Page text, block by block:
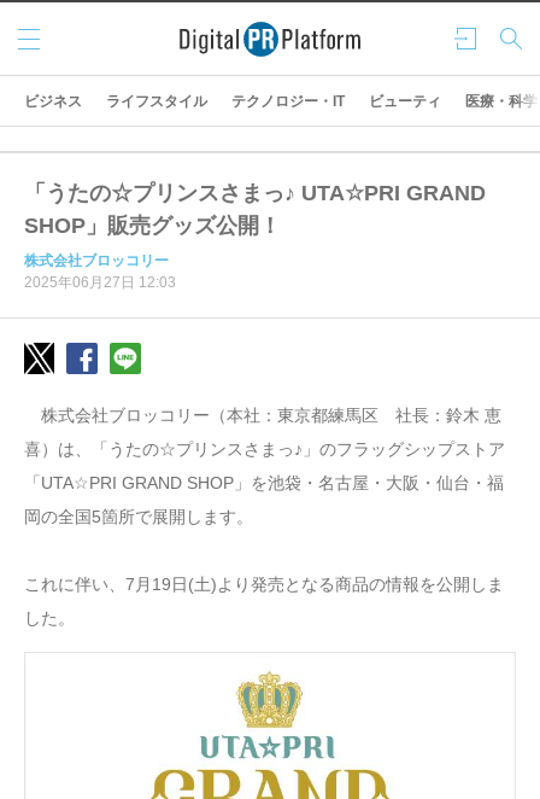
ログ
イン
検索
メニ
ュー
ビジネス ライフスタイル テクノロジー・IT ビューティ 医療・科学
「うたの☆プリンスさまっ♪ UTA☆PRI GRAND
SHOP」販売グッズ公開！
株式会社ブロッコリー
2025年06月27日 12:03
株式会社ブロッコリー（本社：東京都練馬区 社長：鈴木 恵
喜）は、「うたの☆プリンスさまっ♪」のフラッグシップストア
「UTA☆PRI GRAND SHOP」を池袋・名古屋・大阪・仙台・福
岡の全国5箇所で展開します。
これに伴い、7月19日(土)より発売となる商品の情報を公開しま
した。